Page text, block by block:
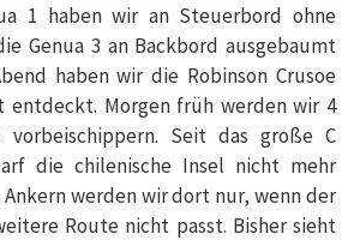
1 haben wir an Steuerbord ohne
Genua 3 an Backbord ausgebaumt
haben wir die Robinson Crusoe
entdeckt. Morgen früh werden wir 4
Seit das große C
die chilenische Insel nicht mehr
werden wir dort nur, wenn der
Route nicht passt. Bisher sieht